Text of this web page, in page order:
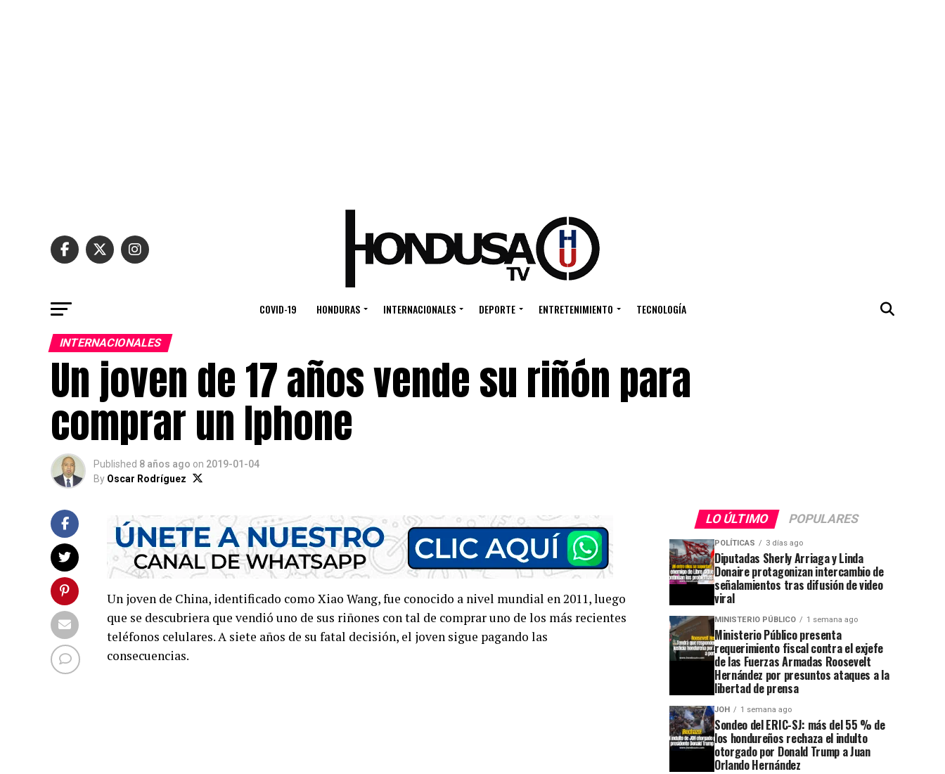
COVID-19 HONDURAS INTERNACIONALES DEPORTE ENTRETENIMIENTO TECNOLOGÍA
INTERNACIONALES
Un joven de 17 años vende su riñón para
comprar un Iphone
Published 8 años ago on 2019-01-04
By Oscar Rodríguez
Un joven de China, identificado como Xiao Wang, fue conocido a nivel mundial en 2011, luego
que se descubriera que vendió uno de sus riñones con tal de comprar uno de los más recientes
teléfonos celulares. A siete años de su fatal decisión, el joven sigue pagando las
consecuencias.
LO ÚLTIMO POPULARES
POLÍTICAS 3 días ago
Diputadas Sherly Arriaga y Linda
Donaire protagonizan intercambio de
señalamientos tras difusión de video
viral
MINISTERIO PÚBLICO 1 semana ago
Ministerio Público presenta
requerimiento fiscal contra el exjefe
de las Fuerzas Armadas Roosevelt
Hernández por presuntos ataques a la
libertad de prensa
JOH 1 semana ago
Sondeo del ERIC-SJ: más del 55 % de
los hondureños rechaza el indulto
otorgado por Donald Trump a Juan
Orlando Hernández